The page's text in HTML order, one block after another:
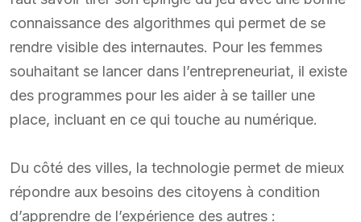
connaissance des algorithmes qui permet de se
rendre visible des internautes. Pour les femmes
souhaitant se lancer dans l’entrepreneuriat, il existe
des programmes pour les aider à se tailler une
place, incluant en ce qui touche au numérique.
Du côté des villes, la technologie permet de mieux
répondre aux besoins des citoyens à condition
d’apprendre de l’expérience des autres :